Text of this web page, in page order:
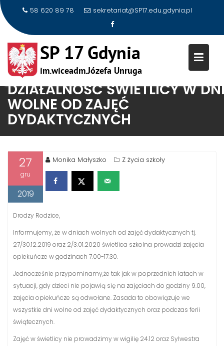
Skip
content
58 620 89 78 sekretariat@SP17.edu.gdynia.pl
DZIAŁALNOŚĆ ŚWIETLICY W
WOLNE OD ZAJĘĆ
DYDAKTYCZNYCH
27
gru
2019
Monika Małyszko Z życia szkoły
Drodzy Rodzice,
Informujemy, że w dniach wolnych od zajęć dydaktycznych tj.
27/30.12.2019 oraz 2/3.01.2020 świetlica szkolna prowadzi zajęcia
opiekuńcze w godzinach 7.00-17.30.
Jednocześnie przypominamy,że tak jak w poprzednich latach w
sytuacji, gdy dzieci nie pojawią się na zajęciach do godziny 9.00,
zajęcia opiekuńcze są odwołane. Zasada to obowiązuje we
wszystkie dni wolne od zajęć dydaktycznych oraz podczas ferii
świątecznych.
Zajęć w świetlicy nie prowadzimy w wigilię 24.12 oraz Sylwestra